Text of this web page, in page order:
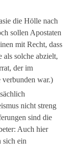
die Hölle nach
sollen Apostaten
mit Recht, dass
als solche abzielt,
der im
war.)
nicht streng
sind die
Auch hier
sich ein